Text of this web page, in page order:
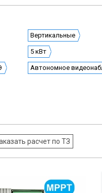
Вертикальные
5 кВт
Автономное
расчет по ТЗ